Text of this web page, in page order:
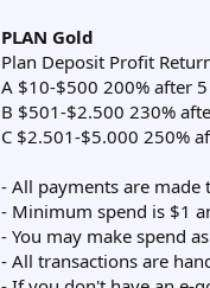
PLAN Gold
Plan Deposit Profit
A $10-$500 200% after
B $501-$2.500 230%
C $2.501-$5.000 250%
- All payments are made
- Minimum spend is $1
- You may make spend
- All transactions are